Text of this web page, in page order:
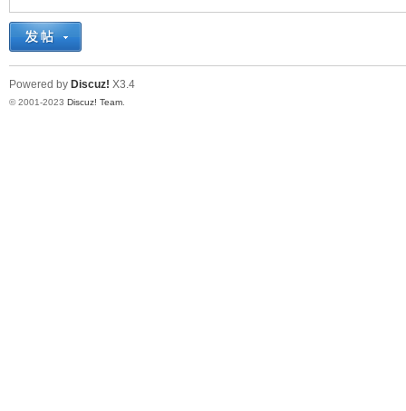
十
Powered by Discuz! X3.4
© 2001-2023 Discuz! Team.